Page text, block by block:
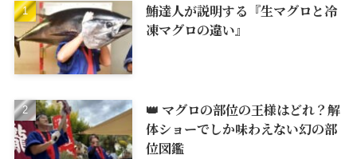
鮪達人が説明する『生マグロと冷
凍マグロの違い』
👑 マグロの部位の王様はどれ？解
体ショーでしか味わえない幻の部
位図鑑